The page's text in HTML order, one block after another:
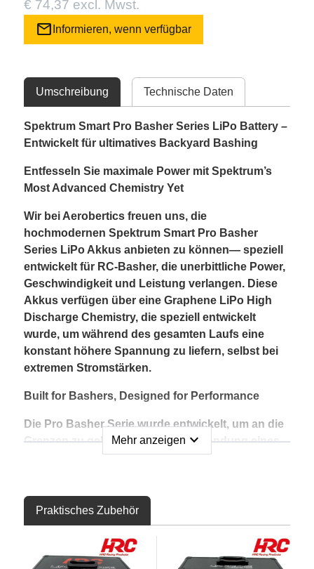
€ 74,37 excl. Mwst.
mail Informieren, wenn verfügbar
Umschreibung Technische Daten
Spektrum Smart Pro Basher Series LiPo Battery –
Entwickelt für ultimatives Backyard Bashing
Entfesseln Sie maximale Power mit Spektrum’s
Most Advanced Chemistry Yet
Wir bei Aerobertics freuen uns, die
hochmodernen Spektrum Smart Pro Basher
Series LiPo Akkus anbieten zu können— speziell
entwickelt für RC-Basher, die unerbittliche Power,
Geschwindigkeit und Leistung verlangen. Diese
Akkus verfügen über eine Graphene LiPo High
Discharge Chemistry, die speziell entwickelt
wurde, um während des gesamten Laufs eine
konstant höhere Spannung zu liefern, selbst bei
extremen Stromstärken.
Built for Bashers, Designed for Performance
Die Pro Basher Serie wurde entwickelt, um an die
Grenzen zu gehen. Durch die Verwendung eines
leichten, dünneren Hartschalendesigns bieten
Laufzeiten ohne Kompromisse bei Passform oder
Haltbarkeit. Das steife und stoßfeste Gehäuse ist
so gebaut, dass es aggressivem Bashing, harten
Sprüngen und Hochgeschwindigkeitsfahrten
Mehr anzeigen expand_more
Praktisches Zubehör